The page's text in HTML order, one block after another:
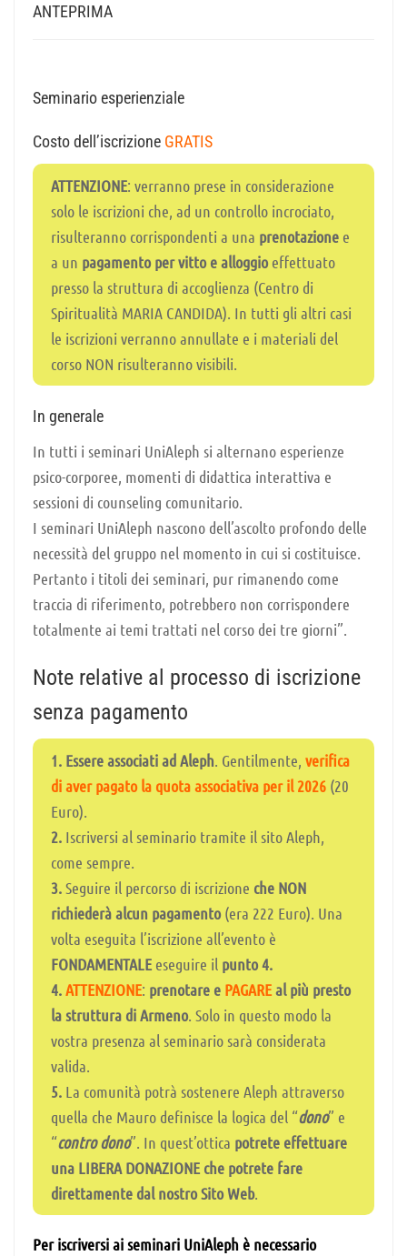
ANTEPRIMA
Seminario esperienziale
Costo dell’iscrizione GRATIS
ATTENZIONE: verranno prese in considerazione
solo le iscrizioni che, ad un controllo incrociato,
risulteranno corrispondenti a una prenotazione e
a un pagamento per vitto e alloggioeffettuato
presso la struttura di accoglienza (Centro di
Spiritualità MARIA CANDIDA). In tutti gli altri casi
le iscrizioni verranno annullate e i materiali del
corso NON risulteranno visibili.
In generale
In tutti i seminari UniAleph si alternano esperienze
psico-corporee, momenti di didattica interattiva e
sessioni di counseling comunitario.
I seminari UniAleph nascono dell’ascolto profondo delle
necessità del gruppo nel momento in cui si costituisce.
Pertanto i titoli dei seminari, pur rimanendo come
traccia di riferimento, potrebbero non corrispondere
totalmente ai temi trattati nel corso dei tre giorni”.
Note relative al processo di iscrizione
senza pagamento
1. Essere associati ad Aleph. Gentilmente, verifica
di aver pagato la quota associativa per il 2026 (20
Euro).
2. Iscriversi al seminario tramite il sito Aleph,
come sempre.
3.Seguire il percorso di iscrizione che NON
richiederà alcun pagamento(era 222 Euro). Una
volta eseguita l’iscrizione all’evento è
FONDAMENTALE eseguire il punto 4.
4.ATTENZIONE: prenotare e PAGAREal più presto
la struttura di Armeno. Solo in questo modo la
vostra presenza al seminario sarà considerata
valida.
5. La comunità potrà sostenere Aleph attraverso
quella che Mauro definisce la logica del “dono” e
“contro dono”. In quest’ottica potrete effettuare
una LIBERA DONAZIONE che potrete fare
direttamente dal nostro Sito Web.
Per iscriversi ai seminari UniAleph è necessario